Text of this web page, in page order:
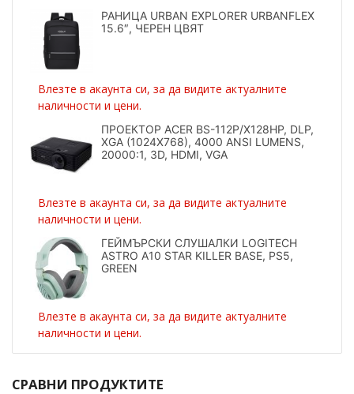
РАНИЦА URBAN EXPLORER URBANFLEX
15.6″, ЧЕРЕН ЦВЯТ
Влезте в акаунта си, за да видите актуалните
наличности и цени.
ПРОЕКТОР ACER BS-112P/X128HP, DLP,
XGA (1024X768), 4000 ANSI LUMENS,
20000:1, 3D, HDMI, VGA
Влезте в акаунта си, за да видите актуалните
наличности и цени.
ГЕЙМЪРСКИ СЛУШАЛКИ LOGITECH
ASTRO A10 STAR KILLER BASE, PS5,
GREEN
Влезте в акаунта си, за да видите актуалните
наличности и цени.
СРАВНИ ПРОДУКТИТЕ